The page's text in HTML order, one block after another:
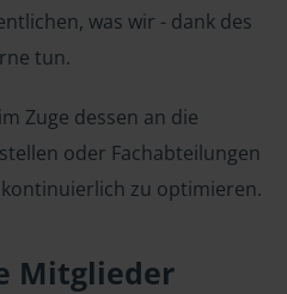
was wir - dank des
tun.
Zuge dessen an die
oder Fachabteilungen
zu optimieren.
Mitglieder